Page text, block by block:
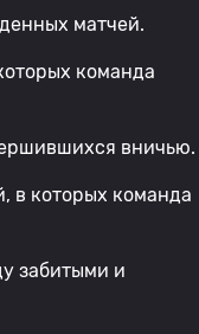
матчей.
команда
вничью.
в которых команда
забитыми и